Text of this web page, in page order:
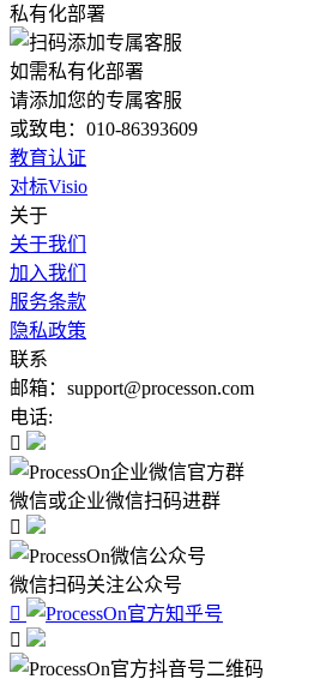
私有化部署
如需私有化部署
请添加您的专属客服
或致电：010-86393609
教育认证
对标Visio
关于
关于我们
加入我们
服务条款
隐私政策
联系
邮箱：support@processon.com
电话:

微信或企业微信扫码进群

微信扫码关注公众号

